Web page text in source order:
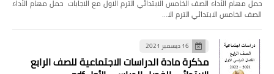
حمل مهام الأداء الصف الخامس الابتدائي الترم الاول مع الاجابات حمل مهام الأداء
الصف الخامس الابتدائي الترم الا…
16 ديسمبر 2021
مذكرة مادة الدراسات الاجتماعية للصف الرابع